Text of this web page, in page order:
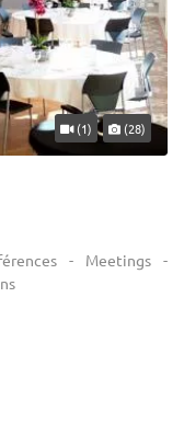
(1) (28)
- Meetings -